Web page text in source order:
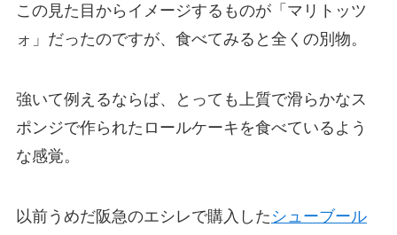
この見た目からイメージするものが「マリトッツ
ォ」だったのですが、食べてみると全くの別物。
強いて例えるならば、とっても上質で滑らかなス
ポンジで作られたロールケーキを食べているよう
な感覚。
以前うめだ阪急のエシレで購入した シューブール